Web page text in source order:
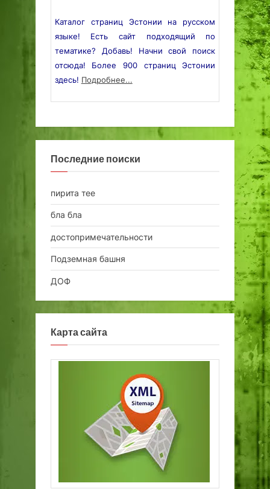
Каталог страниц Эстонии на русском
языке! Есть сайт подходящий по
тематике? Добавь! Начни свой поиск
отсюда! Более 900 страниц Эстонии
здесь! Подробнее...
Последние поиски
пирита тее
бла бла
достопримечательности
Подземная башня
ДОФ
Карта сайта